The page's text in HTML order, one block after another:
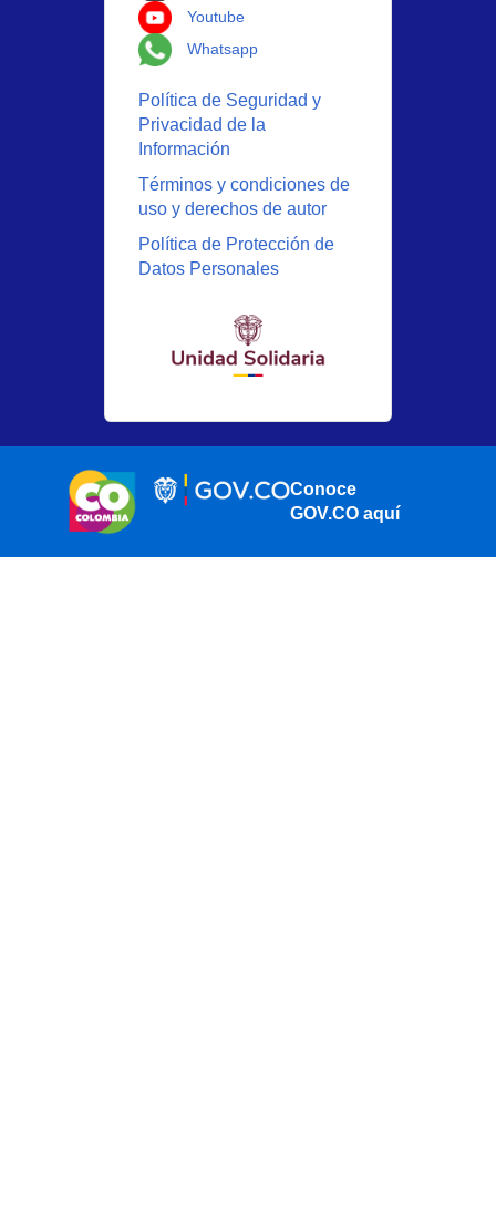
Youtube
Whatsapp
Política de Seguridad y
Privacidad de la
Información
Términos y condiciones de
uso y derechos de autor
Política de Protección de
Datos Personales
Conoce
GOV.CO aquí